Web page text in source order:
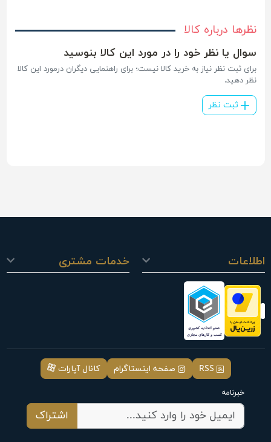
نظرها درباره کالا
سوال یا نظر خود را در مورد این کالا بنوسید
برای ثبت نظر نیاز به خرید کالا نیست؛ برای راهنمایی دیگران درمورد این کالا
نظر دهید.
ثبت نظر
اطلاعات خدمات مشتری
RSS صفحه اینستاگرام کانال آپارات
خبرنامه
اشتراک